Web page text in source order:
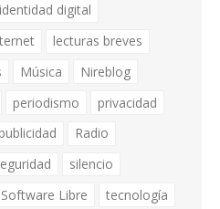
identidad digital
lecturas breves
Música
Nireblog
periodismo
privacidad
Radio
silencio
Software Libre tecnología